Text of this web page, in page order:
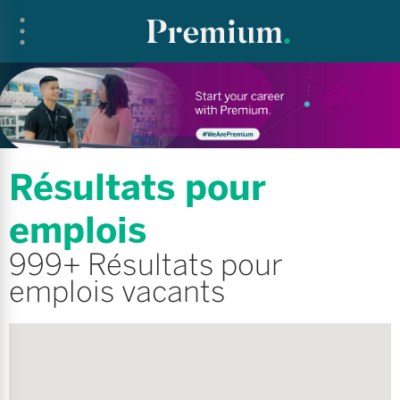
Résultats pour
emplois
999+ Résultats pour
emplois vacants